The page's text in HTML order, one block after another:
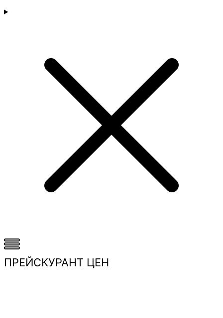
ПРЕЙСКУРАНТ ЦЕН